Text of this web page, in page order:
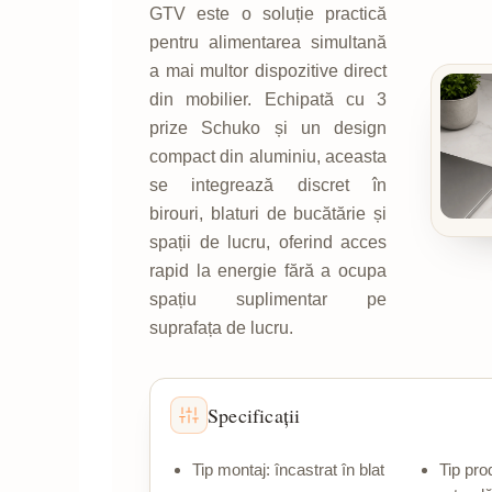
GTV este o soluție practică
pentru alimentarea simultană
a mai multor dispozitive direct
din mobilier. Echipată cu 3
prize Schuko și un design
compact din aluminiu, aceasta
se integrează discret în
birouri, blaturi de bucătărie și
spații de lucru, oferind acces
rapid la energie fără a ocupa
spațiu suplimentar pe
suprafața de lucru.
Specificații
Tip montaj: încastrat în blat
Tip